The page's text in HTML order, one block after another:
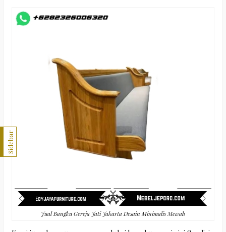
Jual Bangku Gereja Jati Jakarta Desain Minimalis Mewah
Sidebar